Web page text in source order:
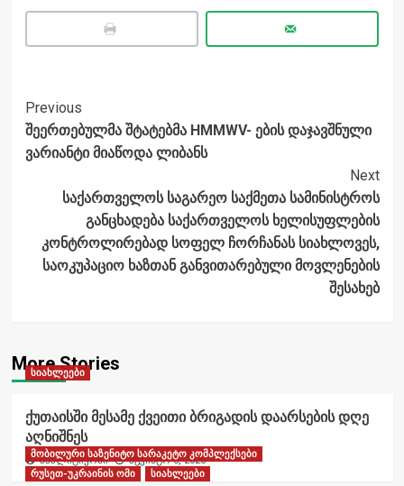
Post
Navigation
Previous
შეერთებულმა შტატებმა HMMWV- ების დაჯავშნული
ვარიანტი მიაწოდა ლიბანს
Next
საქართველოს საგარეო საქმეთა სამინისტროს
განცხადება საქართველოს ხელისუფლების
კონტროლირებად სოფელ ჩორჩანას სიახლოვეს,
საოკუპაციო ხაზთან განვითარებული მოვლენების
შესახებ
More Stories
სიახლეები
ქუთაისში მესამე ქვეითი ბრიგადის დაარსების დღე
აღნიშნეს
ანალიტიკოსი აგვისტო 6, 2026
მობილური საზენიტო სარაკეტო კომპლექსები
რუსეთ-უკრაინის ომი
სიახლეები